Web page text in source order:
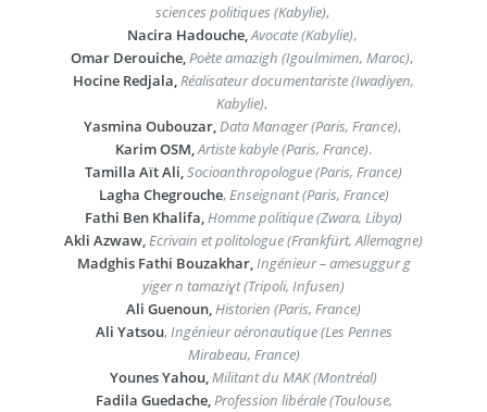
sciences politiques (Kabylie),
Nacira Hadouche,Avocate (Kabylie),
Omar Derouiche,Poète amazigh (Igoulmimen, Maroc),
Hocine Redjala,Réalisateur documentariste (Iwaḍiyen,
Kabylie),
Yasmina Oubouzar,Data Manager (Paris, France),
Karim OSM,Artiste kabyle (Paris, France).
Tamilla Aït Ali,Socioanthropologue (Paris, France)
Lagha Chegrouche, Enseignant (Paris, France)
Fathi Ben Khalifa,Homme politique (Zwara, Libya)
Akli Azwaw,Ecrivain et politologue (Frankfürt, Allemagne)
Madghis Fathi Bouzakhar,Ingénieur – amesuggur g
yiger n tamaziɣt (Tripoli, Infusen)
Ali Guenoun,Historien (Paris, France)
Ali Yatsou, Ingénieur aéronautique (Les Pennes
Mirabeau, France)
Younes Yahou,Militant du MAK (Montréal)
Fadila Guedache,Profession libérale (Toulouse,